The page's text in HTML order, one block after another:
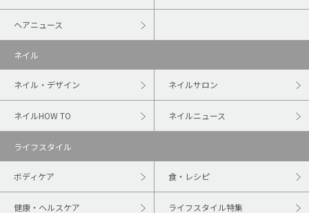
ヘアニュース
ネイル
ネイル・デザイン ネイルサロン
ネイルHOW TO ネイルニュース
ライフスタイル
ボディケア 食・レシピ
健康・ヘルスケア ライフスタイル特集